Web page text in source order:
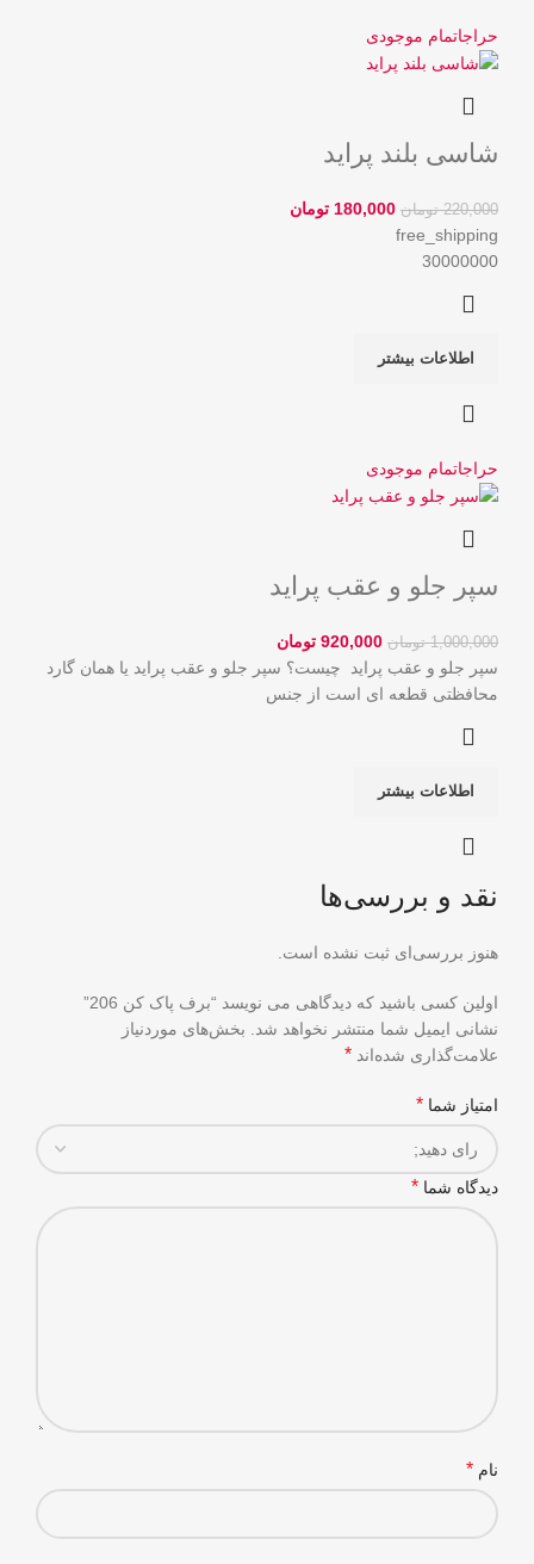
حراجاتمام موجودی
شاسی بلند پراید
220,000 تومان 180,000 تومان
free_shipping
30000000
اطلاعات بیشتر
حراجاتمام موجودی
سپر جلو و عقب پراید
1,000,000 تومان 920,000 تومان
سپر جلو و عقب پراید چیست؟ سپر جلو و عقب پراید یا همان گارد
محافظتی قطعه ای است از جنس
اطلاعات بیشتر
نقد و بررسی‌ها
هنوز بررسی‌ای ثبت نشده است.
اولین کسی باشید که دیدگاهی می نویسد “برف پاک کن 206”
نشانی ایمیل شما منتشر نخواهد شد. بخش‌های موردنیاز
علامت‌گذاری شده‌اند *
امتیاز شما *
دیدگاه شما *
نام *